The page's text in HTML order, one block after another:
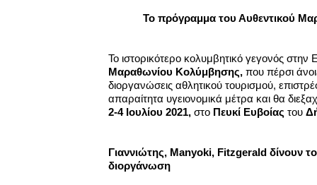
Το πρόγραμμα του Αυθεντικού
Το ιστορικότερο κολυμβητικό γεγονός
Μαραθωνίου Κολύμβησης, που πέρσι
διοργανώσεις αθλητικού τουρισμού,
απαραίτητα υγειονομικά μέτρα και θα
2-4 Ιουλίου 2021, στο Πευκί Ευβοίας του
Γιαννιώτης, Manyoki, Fitzgerald δίνουν
διοργάνωση